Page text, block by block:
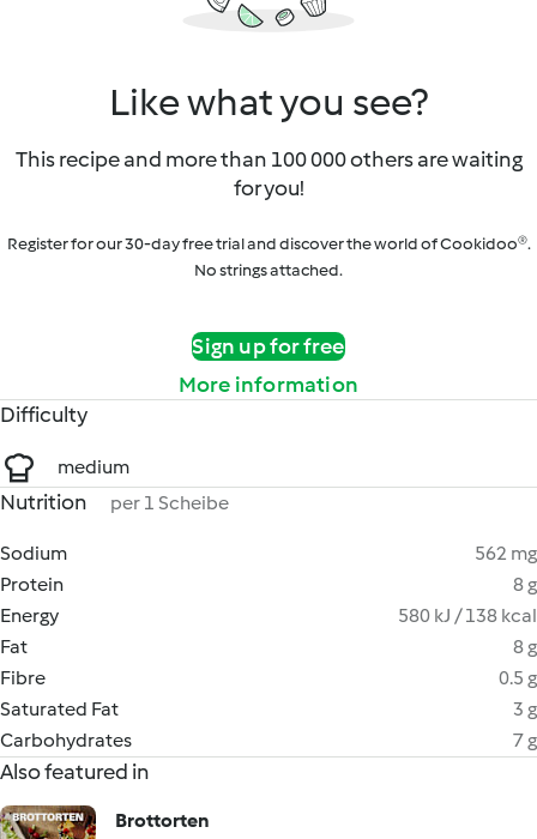
Like what you see?
This recipe and more than 100 000 others are waiting
for you!
Register for our 30-day free trial and discover the world of Cookidoo®.
No strings attached.
Sign up for free
More information
Difficulty
medium
Nutrition per 1 Scheibe
Sodium
562 mg
Protein
8 g
Energy
580 kJ / 138 kcal
Fat
8 g
Fibre
0.5 g
Saturated Fat
3 g
Carbohydrates
7 g
Also featured in
Brottorten